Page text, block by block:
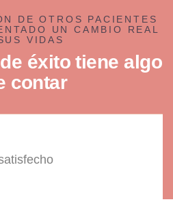
DE OTROS PACIENTES
UN CAMBIO REAL
VIDAS
de éxito tiene algo
contar